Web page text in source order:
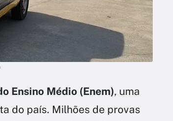
Ensino Médio (Enem), uma
do país. Milhões de provas